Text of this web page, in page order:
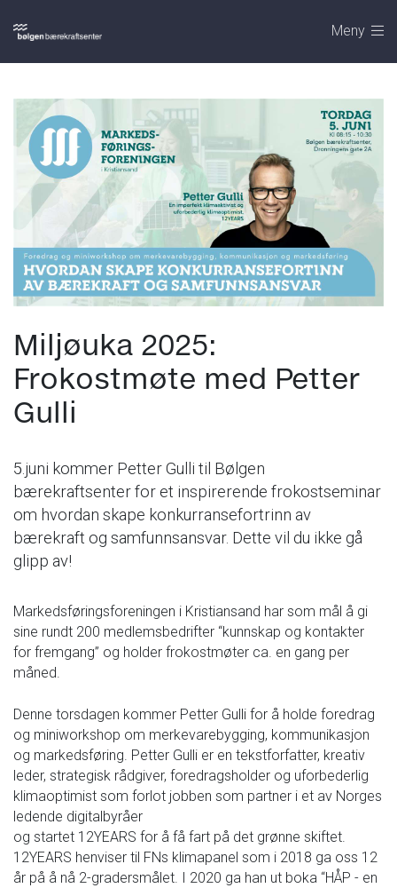
Meny
Miljøuka 2025:
Frokostmøte med Petter
Gulli
5.juni kommer Petter Gulli til Bølgen
bærekraftsenter for et inspirerende frokostseminar
om hvordan skape konkurransefortrinn av
bærekraft og samfunnsansvar. Dette vil du ikke gå
glipp av!
Markedsføringsforeningen i Kristiansand har som mål å gi
sine rundt 200 medlemsbedrifter “kunnskap og kontakter
for fremgang” og holder frokostmøter ca. en gang per
måned.
Denne torsdagen kommer Petter Gulli for å holde foredrag
og miniworkshop om merkevarebygging, kommunikasjon
og markedsføring. Petter Gulli er en tekstforfatter, kreativ
leder, strategisk rådgiver, foredragsholder og uforbederlig
klimaoptimist som forlot jobben som partner i et av Norges
ledende digitalbyråer
og startet 12YEARS for å få fart på det grønne skiftet.
12YEARS henviser til FNs klimapanel som i 2018 ga oss 12
år på å nå 2-gradersmålet. I 2020 ga han ut boka “HÅP - en